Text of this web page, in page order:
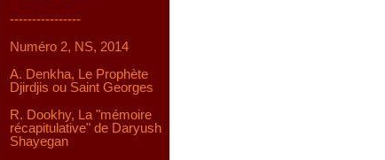
----------------
Numéro 2, NS, 2014
A. Denkha, Le Prophète
Djirdjis ou Saint Georges
R. Dookhy, La "mémoire
récapitulative" de Daryush
Shayegan